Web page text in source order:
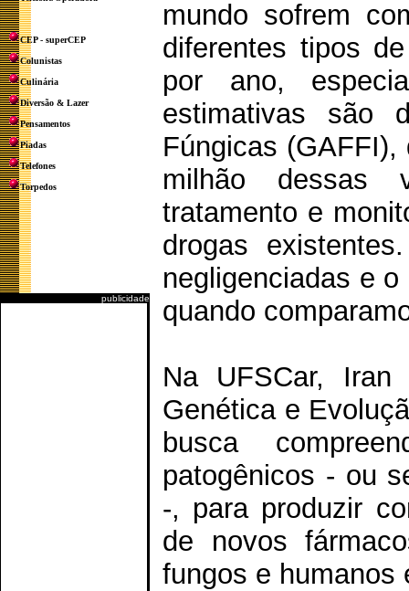
CEP - superCEP
Colunistas
Culinária
Diversão & Lazer
Pensamentos
Piadas
Telefones
Torpedos
publicidade
mundo sofrem
diferentes tipos
por ano,
estimativas são
Fúngicas
milhão dessas
tratamento e
drogas
negligenciadas e
quando
Na UFSCar, Iran
Genética e
busca
patogênicos - ou
-, para produzir
de novos
fungos e humanos